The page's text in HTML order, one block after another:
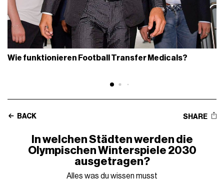
Wie funktionieren Football Transfer Medicals?
BACK SHARE
In welchen Städten werden die
Olympischen Winterspiele 2030
ausgetragen?
Alles was du wissen musst